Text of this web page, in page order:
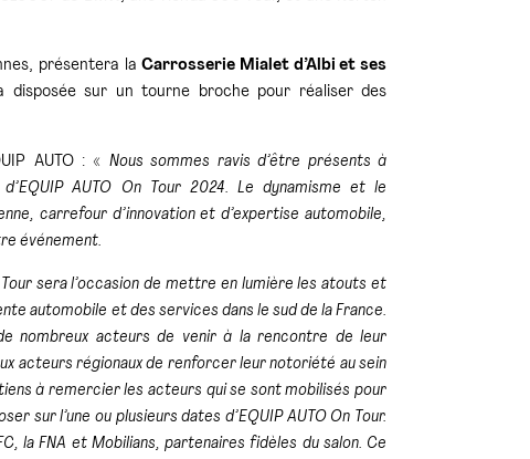
présentera laCarrosserie Mialet d’Albi et ses
disposée sur un tourne broche pour réaliser des
AUTO : « Nous sommes ravis d’être présents à
AUTO On Tour 2024. Le dynamisme et le
carrefour d’innovation et d’expertise automobile,
événement.
sera l’occasion de mettre en lumière les atouts et
automobile et des services dans le sud de la France.
nombreux acteurs de venir à la rencontre de leur
acteurs régionaux de renforcer leur notoriété au sein
à remercier les acteurs qui se sont mobilisés pour
sur l’une ou plusieurs dates d’EQUIP AUTO On Tour.
la FNA et Mobilians, partenaires fidèles du salon. Ce